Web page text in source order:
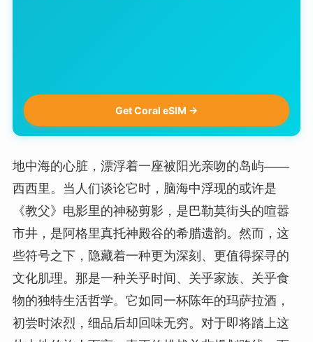
Get Coral eSIM →
地中海的心脏，漂浮着一座被阳光亲吻的岛屿——
西西里。当人们谈论它时，脑海中浮现的或许是
《教父》电影里的神秘剪影，是巴勒莫街头的喧嚣
市井，是阿格里真托神殿谷的希腊遗韵。然而，这
些符号之下，隐藏着一种更为深刻、更值得探寻的
文化肌理。那是一种关乎时间、关乎家族、关乎食
物的独特生活哲学。它如同一杯陈年的玛萨拉酒，
初尝时浓烈，细品后却回味无穷。对于即将踏上这